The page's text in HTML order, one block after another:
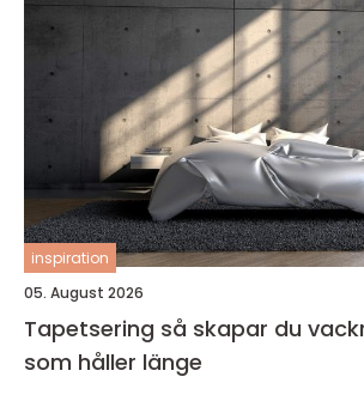
inspiration
05. August 2026
Tapetsering så skapar du vackra väggar
som håller länge